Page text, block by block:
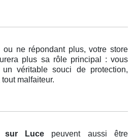
ou ne répondant plus, votre store
plus sa rôle principal : vous
véritable souci de protection,
malfaiteur.
sur Luce peuvent aussi être